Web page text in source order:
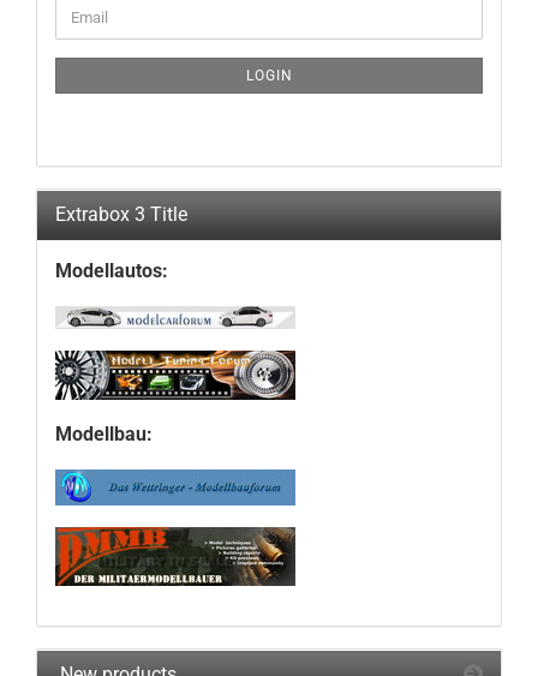
TO
PAGE
Email
LOGIN
Extrabox 3 Title
Modellautos:
Modellbau: